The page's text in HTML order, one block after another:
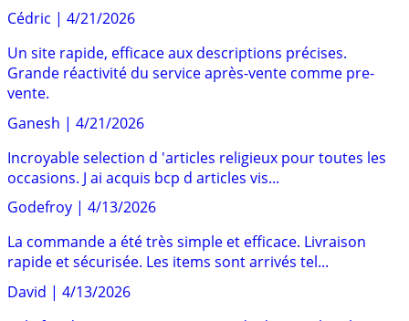
Cédric | 4/21/2026
Un site rapide, efficace aux descriptions précises.
Grande réactivité du service après-vente comme pre-
vente.
Ganesh | 4/21/2026
Incroyable selection d 'articles religieux pour toutes les
occasions. J ai acquis bcp d articles vis...
Godefroy | 4/13/2026
La commande a été très simple et efficace. Livraison
rapide et sécurisée. Les items sont arrivés tel...
David | 4/13/2026